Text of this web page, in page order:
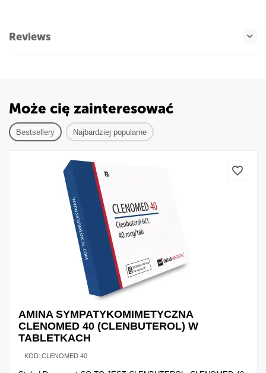
Reviews
Może cię zainteresować
Bestsellery Najbardziej popularne
AMINA SYMPATYKOMIMETYCZNA
CLENOMED 40 (CLENBUTEROL) W
TABLETKACH
KOD: CLENOMED 40